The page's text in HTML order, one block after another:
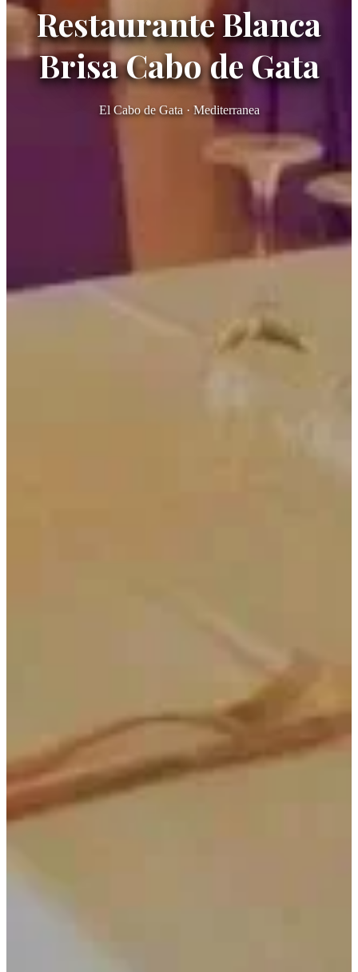
Restaurante Blanca
Brisa Cabo de Gata
El Cabo de Gata · Mediterranea